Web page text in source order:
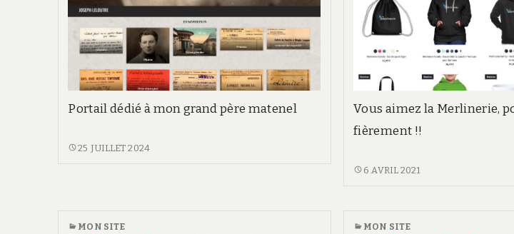
i
e
Portail dédié à mon grand père matenel
JOSEPH
25 JUILLET 2024
Vous aimez la Merlinerie,
fièrement !!
LA6 AVRIL 2021
MON SITE MON SITE